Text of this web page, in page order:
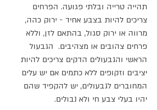
תהייה טרייה ובלתי פגועה. הפרחים
צריכים להיות בצבע אחיד - ירוק כהה,
מרווה או ירוק סגול, בהתאם לזן, וללא
פרחים צהובים או מצהיבים. הגבעול
הראשי והגבעולים הדקים צריכים להיות
יציבים וזקופים ללא כתמים אם יש עלים
המחוברים לגבעולים, יש להקפיד שהם
יהיו בעלי צבע חי ולא נבולים.